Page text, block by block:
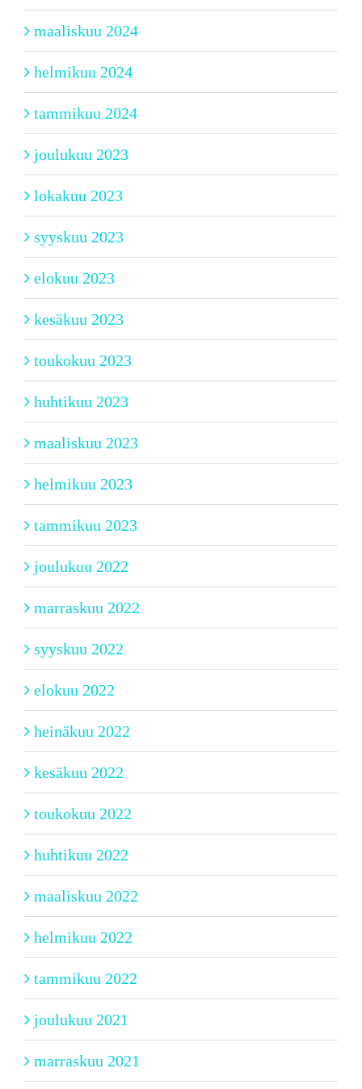
maaliskuu 2024
helmikuu 2024
tammikuu 2024
joulukuu 2023
lokakuu 2023
syyskuu 2023
elokuu 2023
kesäkuu 2023
toukokuu 2023
huhtikuu 2023
maaliskuu 2023
helmikuu 2023
tammikuu 2023
joulukuu 2022
marraskuu 2022
syyskuu 2022
elokuu 2022
heinäkuu 2022
kesäkuu 2022
toukokuu 2022
huhtikuu 2022
maaliskuu 2022
helmikuu 2022
tammikuu 2022
joulukuu 2021
marraskuu 2021